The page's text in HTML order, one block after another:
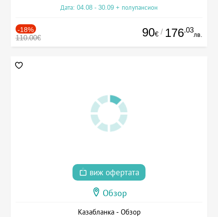
Дата: 04.08 - 30.09 + полупансион
-18%
110.00€ 90€ / 176.03
лв.
виж офертата
Обзор
Казабланка - Обзор